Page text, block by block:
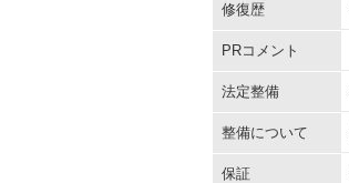
修復歴
PRコメント
法定整備
整備について
保証